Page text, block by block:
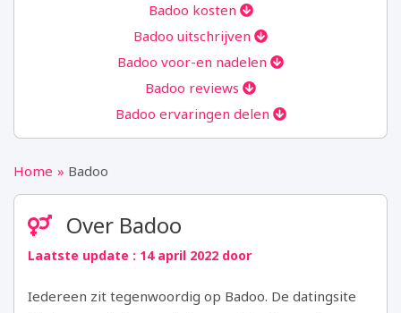
Badoo kosten
Badoo uitschrijven
Badoo voor-en nadelen
Badoo reviews
Badoo ervaringen delen
Home Badoo
Over Badoo
Laatste update : 14 april 2022 door
Iedereen zit tegenwoordig op Badoo. De datingsite
Instellingen opslaan